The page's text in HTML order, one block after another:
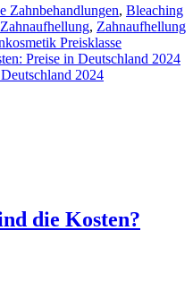
Zahnbehandlungen, Bleaching
, Zahnaufhellung
Preisklasse
Preise in Deutschland 2024
2024
die Kosten?